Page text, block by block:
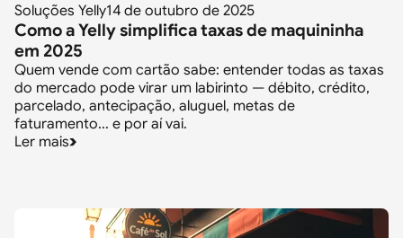
Soluções Yelly14 de outubro de 2025
Como a Yelly simplifica taxas de maquininha
em 2025
Quem vende com cartão sabe: entender todas as taxas
do mercado pode virar um labirinto — débito, crédito,
parcelado, antecipação, aluguel, metas de
faturamento... e por aí vai.
Ler mais